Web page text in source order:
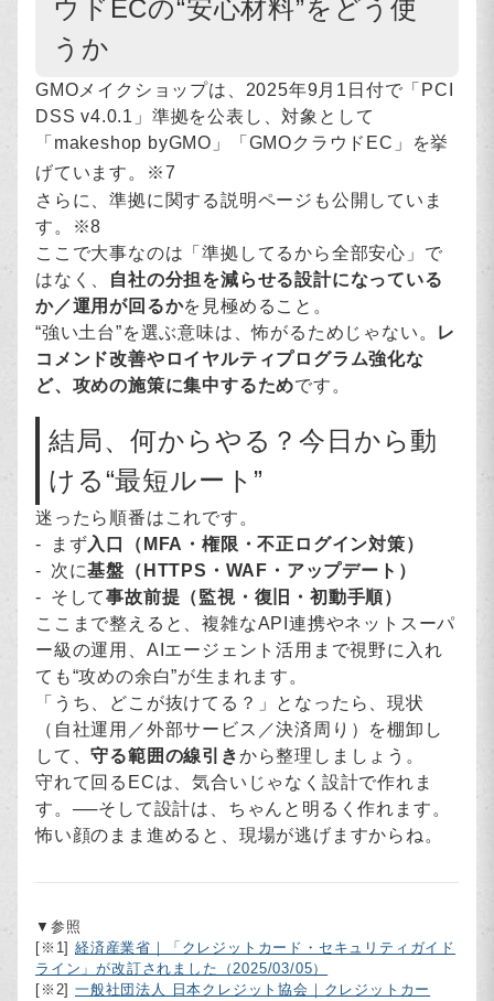
ウドECの“安心材料”をどう使
うか
GMOメイクショップは、2025年9月1日付で「PCI
DSS v4.0.1」準拠を公表し、対象として
「makeshop byGMO」「GMOクラウドEC」を挙
げています。※7
さらに、準拠に関する説明ページも公開していま
す。※8
ここで大事なのは「準拠してるから全部安心」で
はなく、
自社の分担を減らせる設計になっている
か／運用が回るかを見極めること。
“強い土台”を選ぶ意味は、怖がるためじゃない。 レ
コメンド改善やロイヤルティプログラム強化な
ど、攻めの施策に集中するためです。
結局、何からやる？今日から動
ける“最短ルート”
迷ったら順番はこれです。
まず入口（MFA・権限・不正ログイン対策）
次に基盤（HTTPS・WAF・アップデート）
そして事故前提（監視・復旧・初動手順）
ここまで整えると、複雑なAPI連携やネットスーパ
ー級の運用、AIエージェント活用まで視野に入れ
ても“攻めの余白”が生まれます。
「うち、どこが抜けてる？」となったら、現状
（自社運用／外部サービス／決済周り）を棚卸し
して、守る範囲の線引きから整理しましょう。
守れて回るECは、気合いじゃなく設計で作れま
す。──そして設計は、ちゃんと明るく作れます。
怖い顔のまま進めると、現場が逃げますからね。
▼参照
[※1] 経済産業省｜「クレジットカード・セキュリティガイド
ライン」が改訂されました（2025/03/05）
[※2] 一般社団法人 日本クレジット協会｜クレジットカー